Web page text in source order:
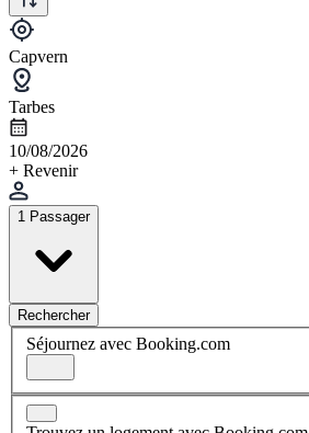
Capvern
Tarbes
10/08/2026
+ Revenir
1 Passager
Rechercher
Séjournez avec Booking.com